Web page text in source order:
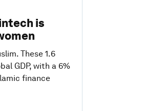
is
These 1.6
GDP, with a 6%
finance